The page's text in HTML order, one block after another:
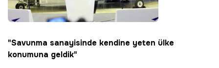
"Savunma sanayisinde kendine yeten ülke
konumuna geldik"